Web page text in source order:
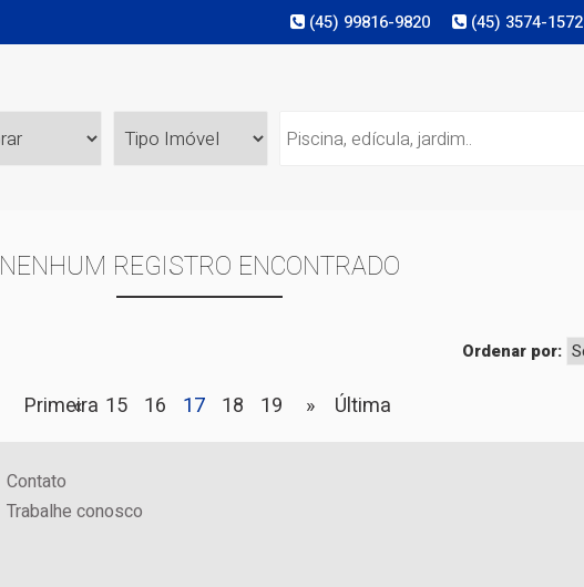
(45) 3574-1572
(45) 99816-9820
NENHUM REGISTRO ENCONTRADO
Ordenar por:
Primeira
« 15 16 17 18 19 » Última
Contato
Trabalhe conosco